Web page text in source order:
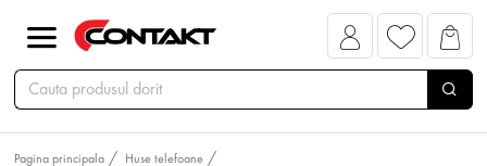
Pagina principala
Huse telefoane